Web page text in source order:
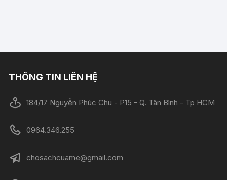
THÔNG TIN LIÊN HỆ
184/17 Nguyễn Phúc Chu - P15 - Q. Tân Bình - Tp HCM
0964.346.255
chosachcuame@gmail.com